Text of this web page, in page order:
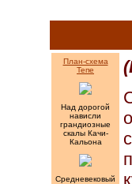
План-схема
Тепе
Над дорогой
нависли
грандиозные
скалы Качи-
Кальона
Средневековый